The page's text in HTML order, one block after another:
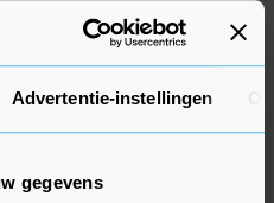
Advertentie-instellingen
gegevens